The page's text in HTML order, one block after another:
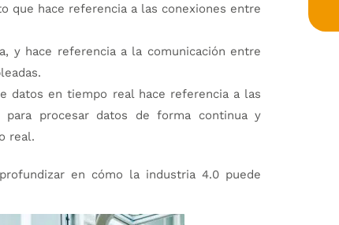
que hace referencia a las conexiones entre
y hace referencia a la comunicación entre
datos en tiempo real hace referencia a las
procesar datos de forma continua y
real.
en cómo la industria 4.0 puede